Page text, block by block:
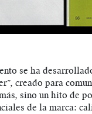
se ha
creado para
sino un hito de
de la marca: